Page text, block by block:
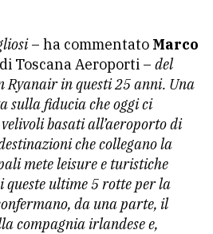
– ha commentato Marco
Toscana Aeroporti – del
Ryanair in questi 25 anni. Una
sulla fiducia che oggi ci
basati all’aeroporto di
che collegano la
mete leisure e turistiche
queste ultime 5 rotte per la
da una parte, il
compagnia irlandese e,